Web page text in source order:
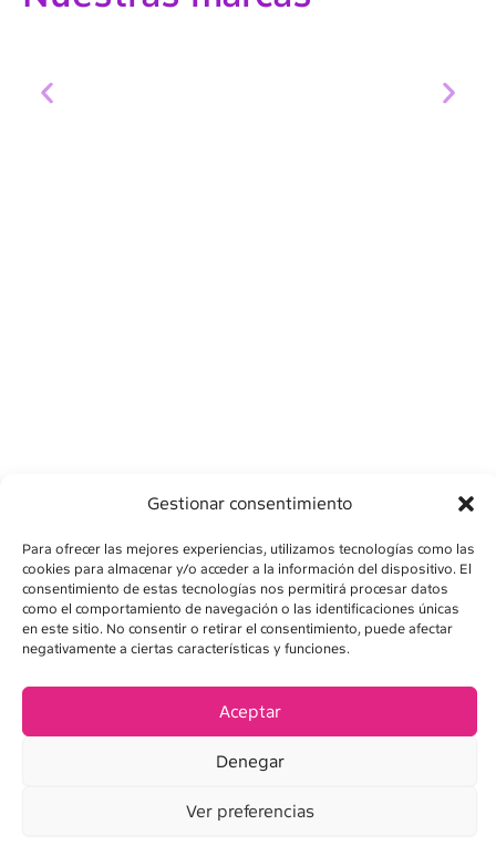
Gestionar consentimiento
Para ofrecer las mejores experiencias, utilizamos tecnologías como las
cookies para almacenar y/o acceder a la información del dispositivo. El
consentimiento de estas tecnologías nos permitirá procesar datos
como el comportamiento de navegación o las identificaciones únicas
en este sitio. No consentir o retirar el consentimiento, puede afectar
negativamente a ciertas características y funciones.
Aceptar
Denegar
Ver preferencias
AVISO LEGAL
POLÍTICA DE PRIVACIDAD
POLÍTICA DE COOKIES
CONDICIONES DE VENTA